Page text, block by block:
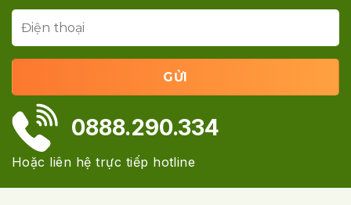
0888.290.334
Hoặc liên hệ trực tiếp hotline